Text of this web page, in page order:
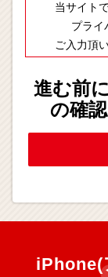
当サイト
プライ
ご入力頂
進む前
の確
iPhone(